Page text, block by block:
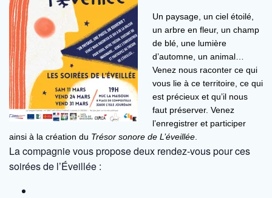
Un paysage, un ciel étoilé,
un arbre en fleur, un champ
de blé, une lumière
d’automne, un animal…
Venez nous raconter ce qui
vous lie à ce territoire, ce qui
est précieux et qu’il nous
faut préserver. Venez
l’enregistrer et participer
ainsi à la création du Trésor sonore de L’éveillée
La compagnie vous propose deux rendez-vous pour ces
soirées de l’Éveillée :